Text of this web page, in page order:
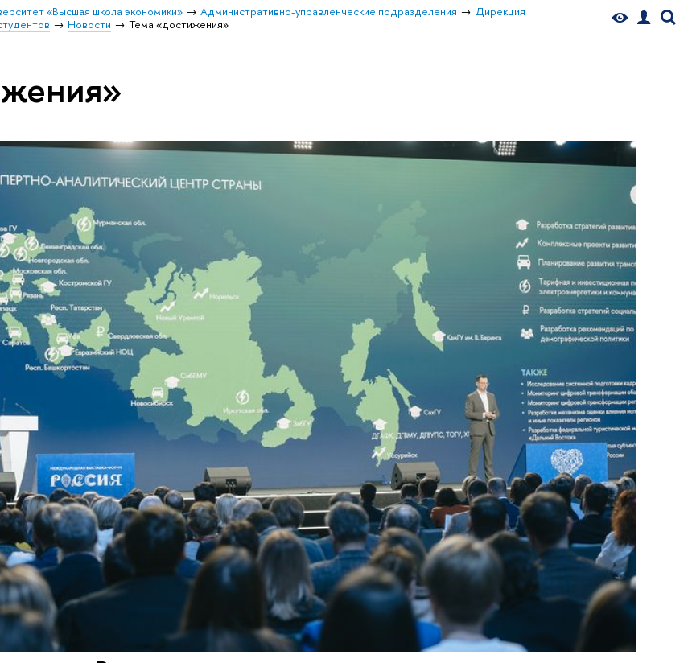
«Высшая школа экономики» Административно-управленческие подразделения
Дирекция
Новости Тема «достижения»